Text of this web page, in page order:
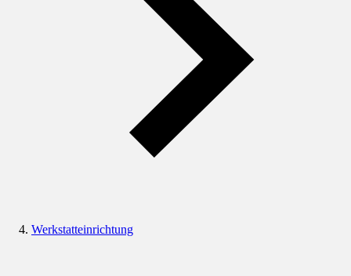
Werkstatteinrichtung